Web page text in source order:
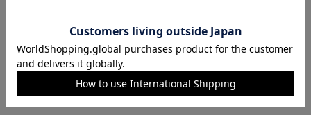
26/27オーセンティックユ
ニフォーム半袖（FP1st）
26/27オーセンティックユ
ニフォーム半袖（FP2n
d）
26/27オーセンティックユ
ニフォーム長袖（FP1st）